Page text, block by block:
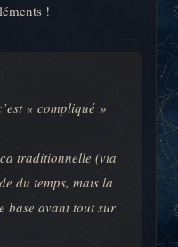
!
« compliqué »
traditionnelle (via
du temps, mais la
base avant tout sur